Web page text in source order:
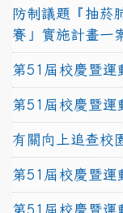
防制議題『抽菸
賽」實施計畫一
第51屆校慶暨運
第51屆校慶暨運
有關向上追查校
第51屆校慶暨運
第51屆校慶暨運